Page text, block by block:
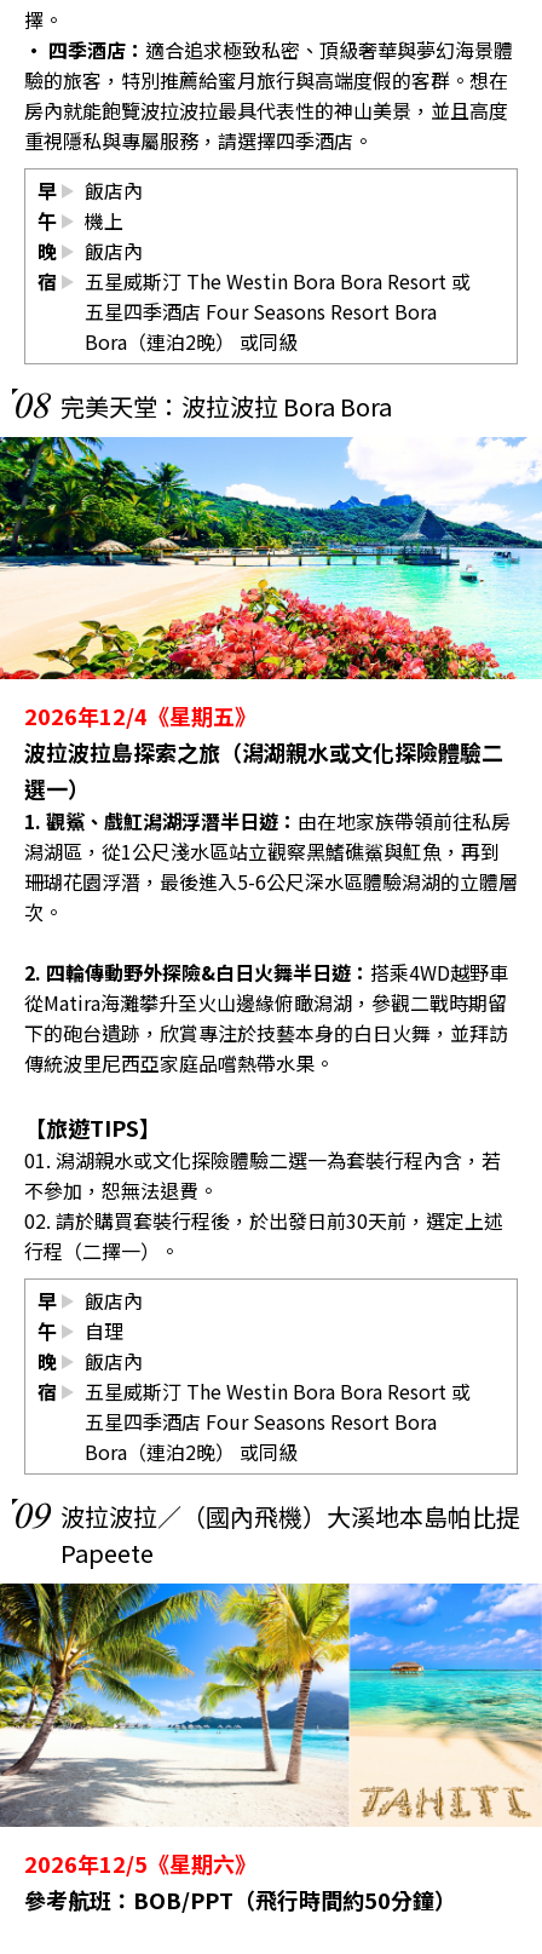
擇。
• 四季酒店： 適合追求極致私密、頂級奢華與夢幻海景體
驗的旅客，特別推薦給蜜月旅行與高端度假的客群。想在
房內就能飽覽波拉波拉最具代表性的神山美景，並且高度
重視隱私與專屬服務，請選擇四季酒店。
早
飯店內
午
機上
晚
飯店內
宿
五星威斯汀 The Westin Bora Bora Resort 或
五星四季酒店 Four Seasons Resort Bora
Bora（連泊2晚） 或同級
08 完美天堂：波拉波拉 Bora Bora
2026年12/4《星期五》
波拉波拉島探索之旅（潟湖親水或文化探險體驗二
選一）
1. 觀鯊、戲魟潟湖浮潛半日遊： 由在地家族帶領前往私房
潟湖區，從1公尺淺水區站立觀察黑鰭礁鯊與魟魚，再到
珊瑚花園浮潛，最後進入5-6公尺深水區體驗潟湖的立體層
次。
2. 四輪傳動野外探險&白日火舞半日遊： 搭乘4WD越野車
從Matira海灘攀升至火山邊緣俯瞰潟湖，參觀二戰時期留
下的砲台遺跡，欣賞專注於技藝本身的白日火舞，並拜訪
傳統波里尼西亞家庭品嚐熱帶水果。
【旅遊TIPS】
01. 潟湖親水或文化探險體驗二選一為套裝行程內含，若
不參加，恕無法退費。
02. 請於購買套裝行程後，於出發日前30天前，選定上述
行程（二擇一）。
早
飯店內
午
自理
晚
飯店內
宿
五星威斯汀 The Westin Bora Bora Resort 或
五星四季酒店 Four Seasons Resort Bora
Bora（連泊2晚） 或同級
09 波拉波拉／（國內飛機）大溪地本島帕比提
Papeete
2026年12/5《星期六》
參考航班：BOB/PPT（飛行時間約50分鐘）